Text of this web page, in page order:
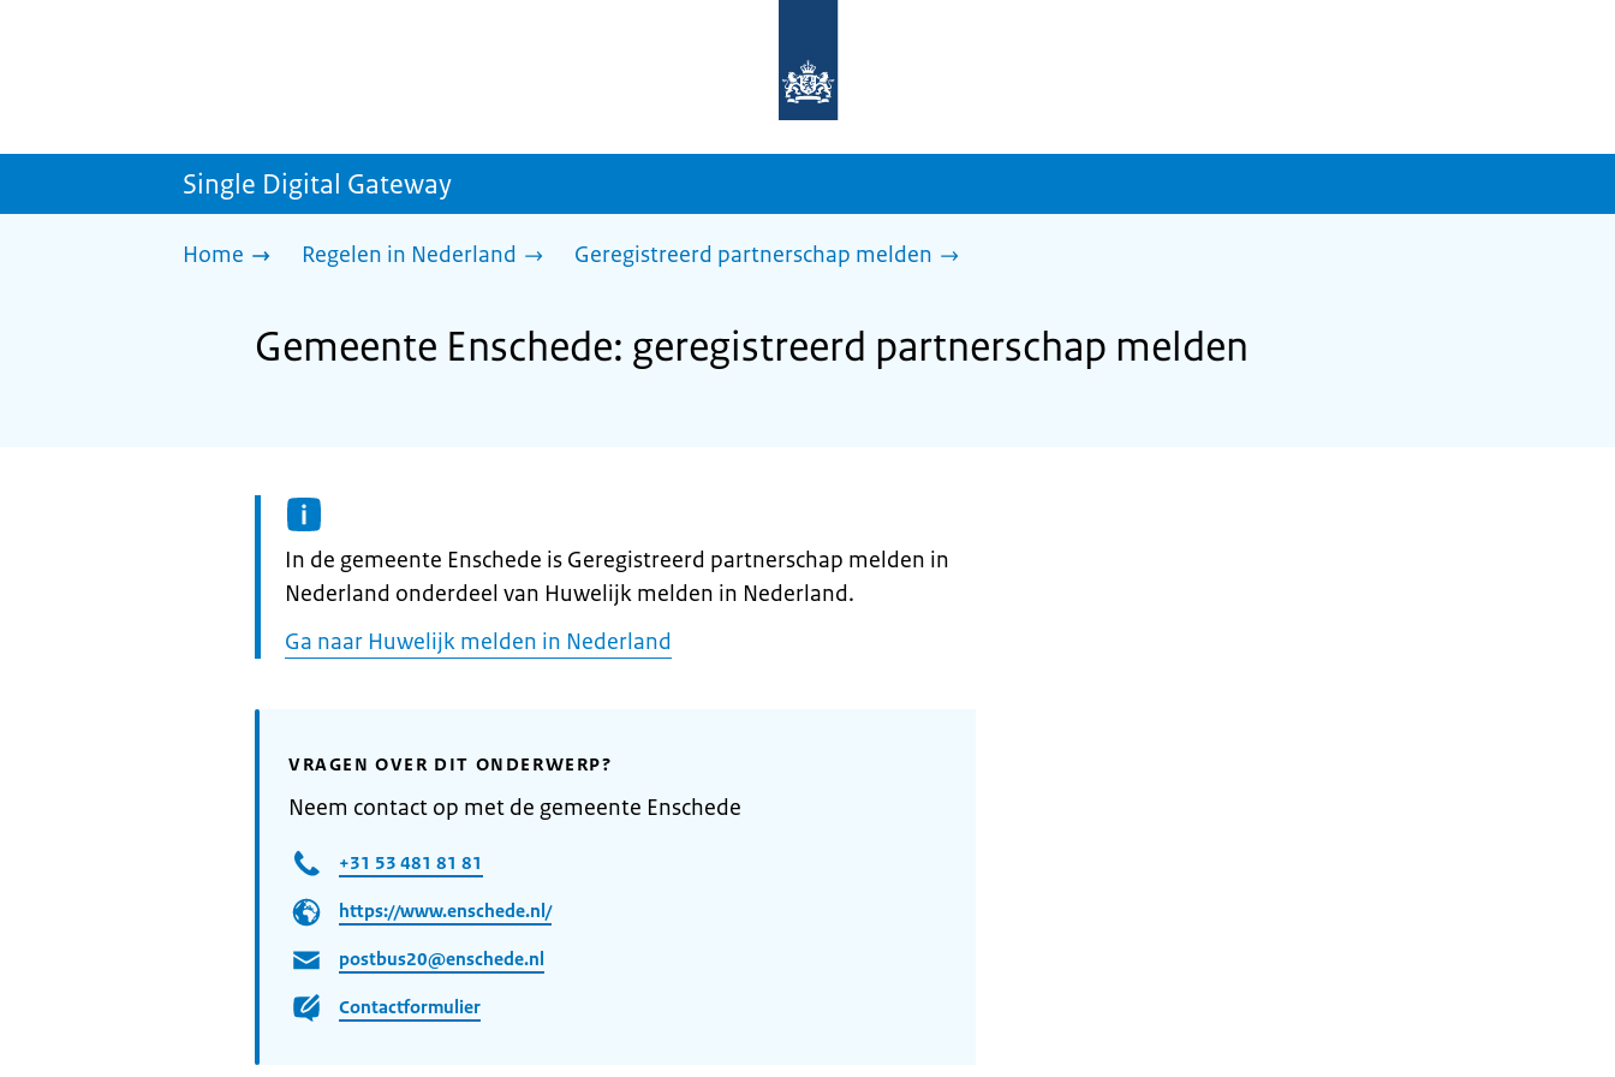
homepage
sdg.rijksoverheid.nl
Single Digital Gateway
Home Regelen in Nederland Geregistreerd partnerschap melden
Gemeente Enschede: geregistreerd partnerschap melden
Informatie:
In de gemeente Enschede is Geregistreerd partnerschap melden in
Nederland onderdeel van Huwelijk melden in Nederland.
Ga naar Huwelijk melden in Nederland
VRAGEN OVER DIT ONDERWERP?
Neem contact op met de gemeente Enschede
+31 53 481 81 81
https://www.enschede.nl/
postbus20@enschede.nl
Contactformulier